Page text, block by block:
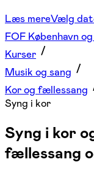
Læs mereVælg
FOF København
Kurser
Musik og sang
Kor og fællessang
Syng i kor
Syng i kor
fællessang